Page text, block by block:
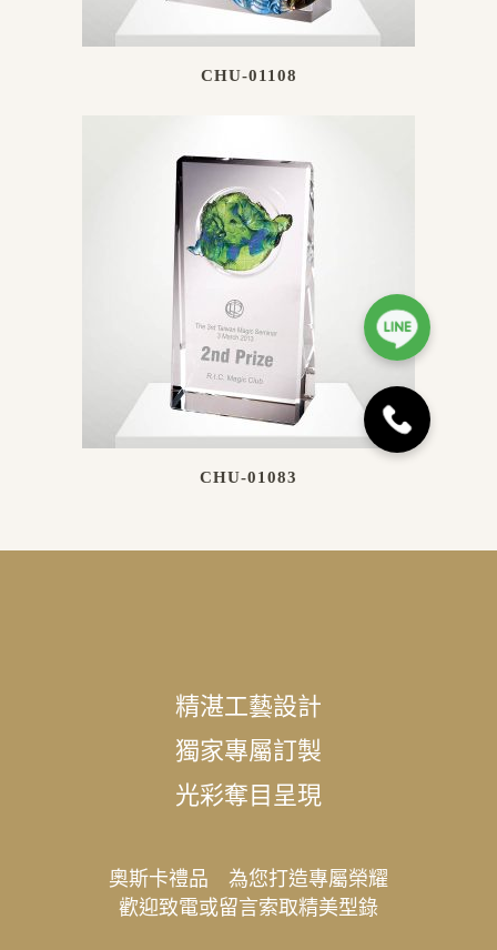
CHU-01108
CHU-01083
精湛工藝設計
獨家專屬訂製
光彩奪目呈現
奧斯卡禮品 為您打造專屬榮耀
歡迎致電或留言索取精美型錄